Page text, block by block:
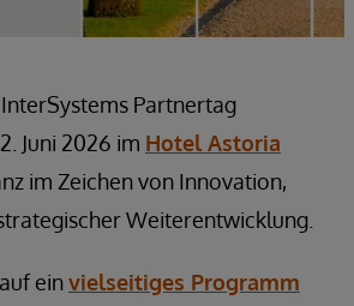
Partnertag
Juni 2026 im Hotel Astoria
im Zeichen von Innovation,
Weiterentwicklung.
einvielseitiges Programm